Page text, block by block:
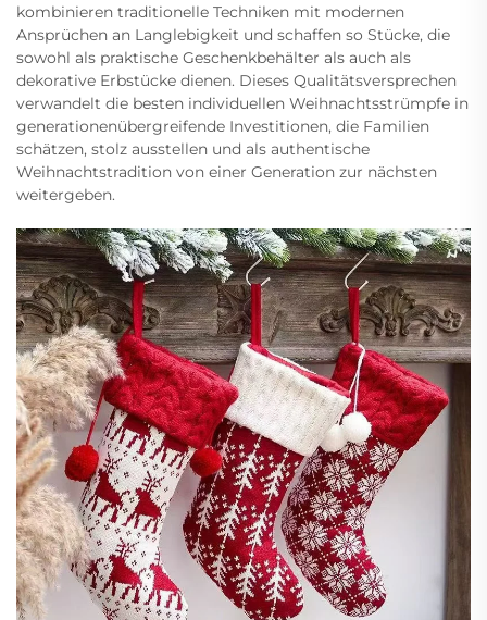
kombinieren traditionelle Techniken mit modernen
Ansprüchen an Langlebigkeit und schaffen so Stücke, die
sowohl als praktische Geschenkbehälter als auch als
dekorative Erbstücke dienen. Dieses Qualitätsversprechen
verwandelt die besten individuellen Weihnachtsstrümpfe in
generationenübergreifende Investitionen, die Familien
schätzen, stolz ausstellen und als authentische
Weihnachtstradition von einer Generation zur nächsten
weitergeben.